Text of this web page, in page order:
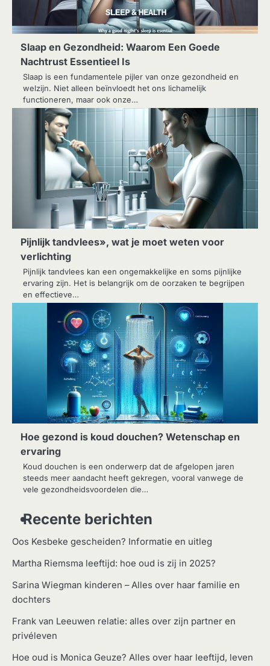
Slaap en Gezondheid: Waarom Een Goede
Nachtrust Essentieel Is
Slaap is een fundamentele pijler van onze gezondheid en
welzijn. Niet alleen beïnvloedt het ons lichamelijk
functioneren, maar ook onze…
Pijnlijk tandvlees», wat je moet weten voor
verlichting
Pijnlijk tandvlees kan een ongemakkelijke en soms pijnlijke
ervaring zijn. Het is belangrijk om de oorzaken te begrijpen
en effectieve…
Hoe gezond is koud douchen? Wetenschap en
ervaring
Koud douchen is een onderwerp dat de afgelopen jaren
steeds meer aandacht heeft gekregen, vooral vanwege de
vele gezondheidsvoordelen die…
Recente berichten
Oos Kesbeke gescheiden? Informatie en uitleg
Martha Riemsma leeftijd: hoe oud is zij in 2025?
Sarina Wiegman kinderen – Alles over haar familie en
dochters
Frank van Leeuwen relatie: alles over zijn partner en
privéleven
Hoe oud is Monica Geuze? Alles over haar leeftijd, leven